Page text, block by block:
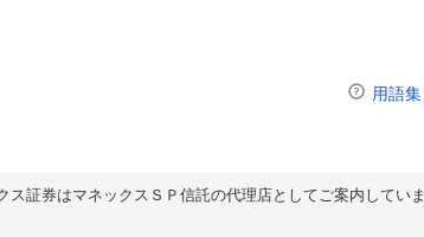
用語集
証券はマネックスＳＰ信託の代理店としてご案内してい